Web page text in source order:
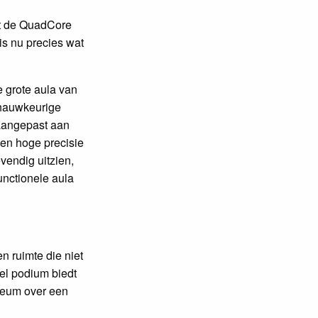
QuadCore
nu precies wat
aula van
aan
hoge precisie
uitzien,
aula
ruimte die niet
podium biedt
over een